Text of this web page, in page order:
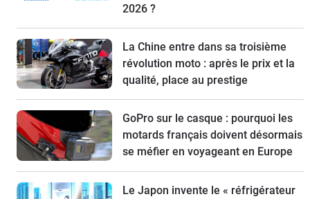
2026 ?
La Chine entre dans sa troisième
révolution moto : après le prix et la
qualité, place au prestige
GoPro sur le casque : pourquoi les
motards français doivent désormais
se méfier en voyageant en Europe
Le Japon invente le « réfrigérateur